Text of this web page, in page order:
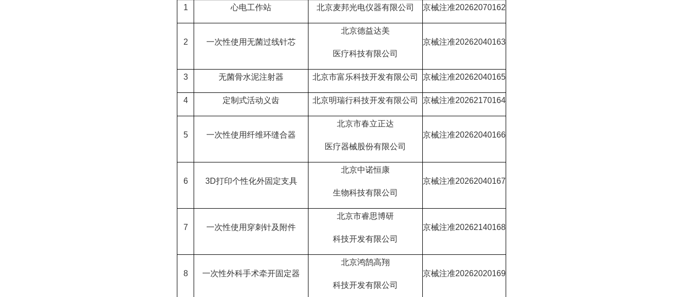
1 心电工作站 北京麦邦光电仪器有限公司 京械注准20262070162
2 一次性使用无菌过线针芯
北京德益达美
医疗科技有限公司
京械注准20262040163
3 无菌骨水泥注射器 北京市富乐科技开发有限公司 京械注准20262040165
4 定制式活动义齿 北京明瑞行科技开发有限公司 京械注准20262170164
5 一次性使用纤维环缝合器
北京市春立正达
医疗器械股份有限公司
京械注准20262040166
6 3D打印个性化外固定支具
北京中诺恒康
生物科技有限公司
京械注准20262040167
7 一次性使用穿刺针及附件
北京市睿思博研
科技开发有限公司
京械注准20262140168
8 一次性外科手术牵开固定器
北京鸿鹄高翔
科技开发有限公司
京械注准20262020169